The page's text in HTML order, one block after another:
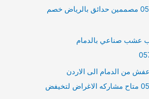
0544141618 مصممين حدائق بالرياض خصم
عشب صناعي بالدمام
من الدمام الى الاردن
0561162260 متاح مشاركه الاغراض لتخيفض